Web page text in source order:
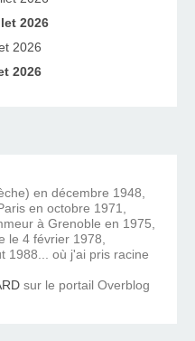
2026
2026
en décembre 1948,
en octobre 1971,
à Grenoble en 1975,
le 4 février 1978,
1988... où j'ai pris racine
sur le portail Overblog